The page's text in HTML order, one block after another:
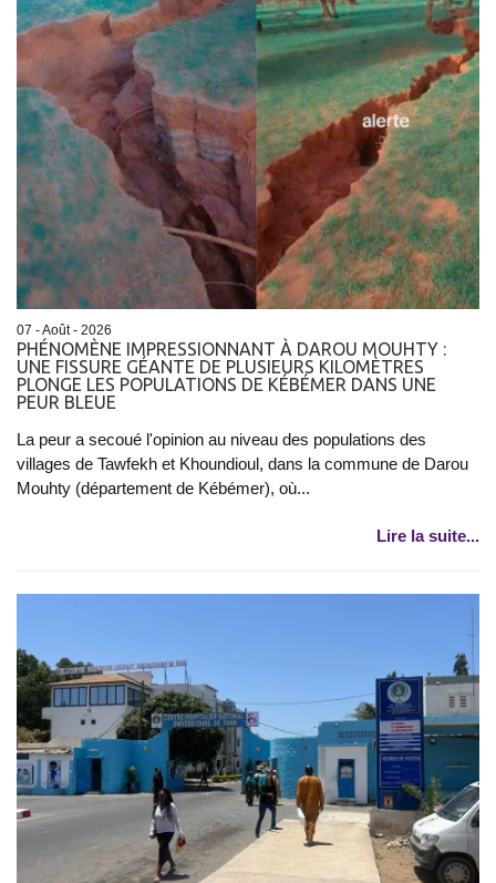
07 - Août - 2026
PHÉNOMÈNE IMPRESSIONNANT À DAROU MOUHTY :
UNE FISSURE GÉANTE DE PLUSIEURS KILOMÈTRES
PLONGE LES POPULATIONS DE KÉBÉMER DANS UNE
PEUR BLEUE
La peur a secoué l'opinion au niveau des populations des
villages de Tawfekh et Khoundioul, dans la commune de Darou
Mouhty (département de Kébémer), où...
Lire la suite...